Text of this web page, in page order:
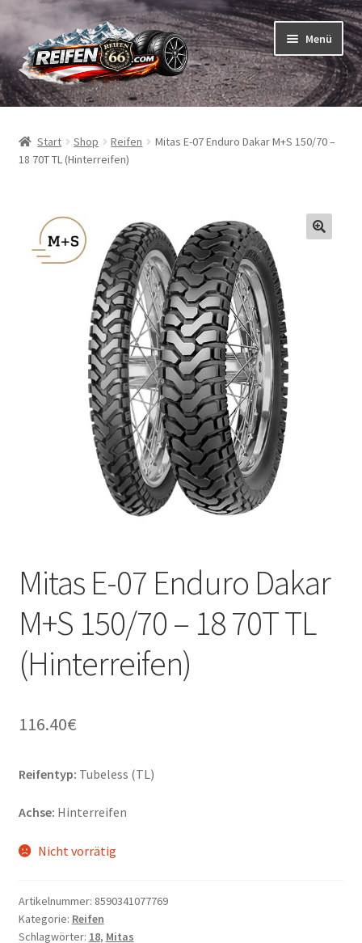
Zur
Navigation
springen
Zum
Inhalt
springen
Menü
Reifen
Schläuche
ABC
Start Shop Reifen
Mitas E-07 Enduro Dakar M+S 150/70 –
18 70T TL (Hinterreifen)
Mitas E-07 Enduro Dakar
M+S 150/70 – 18 70T TL
(Hinterreifen)
116.40€
Reifentyp: Tubeless (TL)
Achse: Hinterreifen
Nicht vorrätig
Artikelnummer: 8590341077769
Kategorie: Reifen
Schlagwörter: 18, Mitas